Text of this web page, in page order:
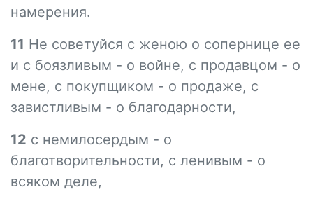
намерения.
11 Не советуйся с женою о сопернице ее
и с боязливым - о войне, с продавцом - о
мене, с покупщиком - о продаже, с
завистливым - о благодарности,
12 с немилосердым - о
благотворительности, с ленивым - о
всяком деле,